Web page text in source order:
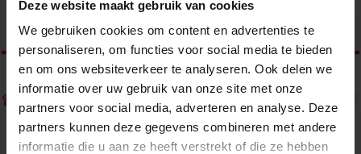
Deze website maakt gebruik van cookies
We gebruiken cookies om content en advertenties te
personaliseren, om functies voor social media te bieden
en om ons websiteverkeer te analyseren. Ook delen we
informatie over uw gebruik van onze site met onze
partners voor social media, adverteren en analyse. Deze
partners kunnen deze gegevens combineren met andere
informatie die u aan ze heeft verstrekt of die ze hebben
tweet
Over natc